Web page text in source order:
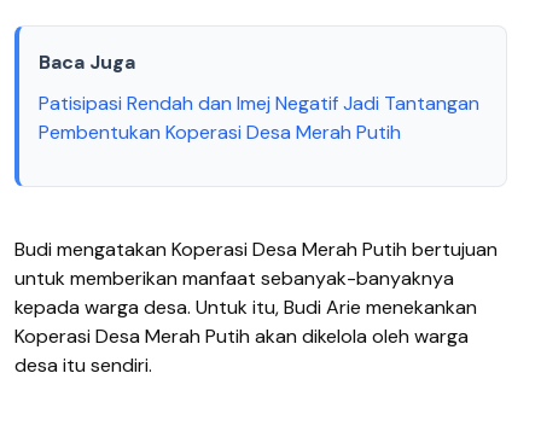
Baca Juga
Patisipasi Rendah dan Imej Negatif Jadi Tantangan
Pembentukan Koperasi Desa Merah Putih
Budi mengatakan Koperasi Desa Merah Putih bertujuan
untuk memberikan manfaat sebanyak-banyaknya
kepada warga desa. Untuk itu, Budi Arie menekankan
Koperasi Desa Merah Putih akan dikelola oleh warga
desa itu sendiri.